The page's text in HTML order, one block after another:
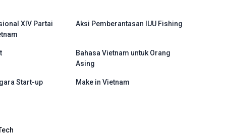
XIV Partai
Aksi Pemberantasan IUU Fishing
Bahasa Vietnam untuk Orang
Asing
Start-up Make in Vietnam